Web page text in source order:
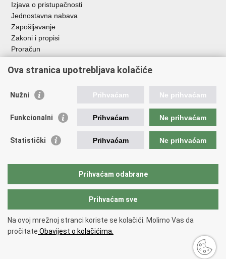
Izjava o pristupačnosti
Jednostavna nabava
Zapošljavanje
Zakoni i propisi
Proračun
RH
Važne poveznice
Hrvatska agencija za poljoprivredu i hranu
Agencija za plaćanja u poljoprivredi, ribarstvu i ruralnom
razvoju
Hrvatske šume
Pučka pravobraniteljica
Copyright © 2026 Ministarstvo poljoprivrede, šumarstva i ribarstva.
korištenja.
Ova stranica upotrebljava kolačiće
Nužni Prihvaćam Ne prihvaćam
Funkcionalni Prihvaćam Ne prihvaćam
Statistički Prihvaćam Ne prihvaćam
Prihvaćam odabrane
Prihvaćam sve
Na ovoj mrežnoj stranci koriste se kolačići. Molimo Vas da
pročitate Obavijest o kolačićima.